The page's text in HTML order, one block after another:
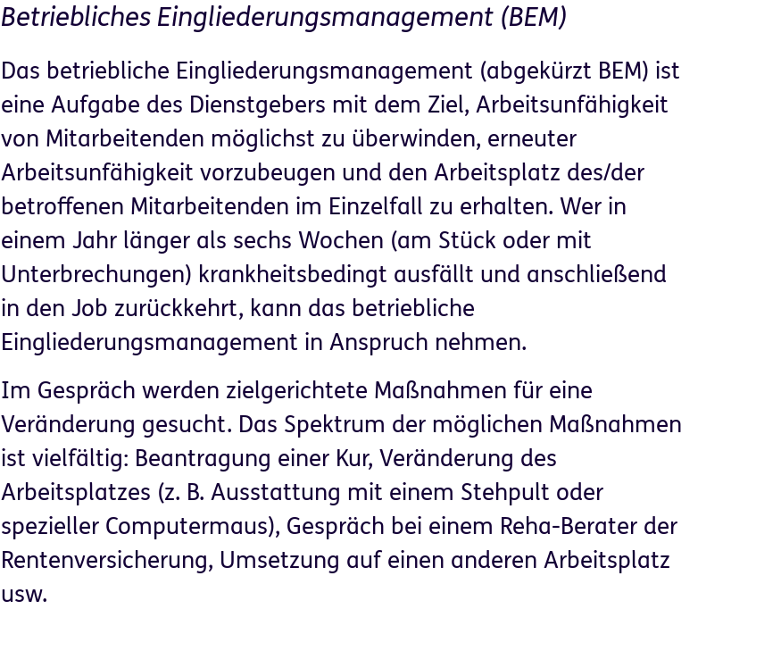
Betriebliches Eingliederungsmanagement (BEM)
Das betriebliche Eingliederungsmanagement (abgekürzt BEM) ist
eine Aufgabe des Dienstgebers mit dem Ziel, Arbeitsunfähigkeit
von Mitarbeitenden möglichst zu überwinden, erneuter
Arbeitsunfähigkeit vorzubeugen und den Arbeitsplatz des/der
betroffenen Mitarbeitenden im Einzelfall zu erhalten. Wer in
einem Jahr länger als sechs Wochen (am Stück oder mit
Unterbrechungen) krankheitsbedingt ausfällt und anschließend
in den Job zurückkehrt, kann das betriebliche
Eingliederungsmanagement in Anspruch nehmen.
Im Gespräch werden zielgerichtete Maßnahmen für eine
Veränderung gesucht. Das Spektrum der möglichen Maßnahmen
ist vielfältig: Beantragung einer Kur, Veränderung des
Arbeitsplatzes (z. B. Ausstattung mit einem Stehpult oder
spezieller Computermaus), Gespräch bei einem Reha-Berater der
Rentenversicherung, Umsetzung auf einen anderen Arbeitsplatz
usw.